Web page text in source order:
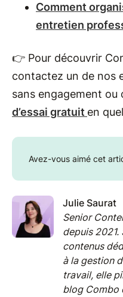
Comment
entretien
👉 Pour découvrir
contactez un de nos
sans engagement ou
d’essai gratuit en
Avez-vous aimé cet
Julie Saurat
Senior
depuis
contenus
à la gestion
travail, elle
blog Combo